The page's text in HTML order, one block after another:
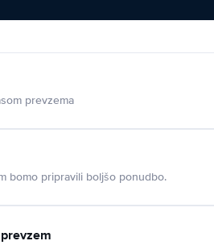
prevzema
bomo pripravili boljšo ponudbo.